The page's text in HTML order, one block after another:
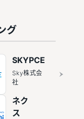
グ
SKYPCE
Sky株式会
社
ネク
ス